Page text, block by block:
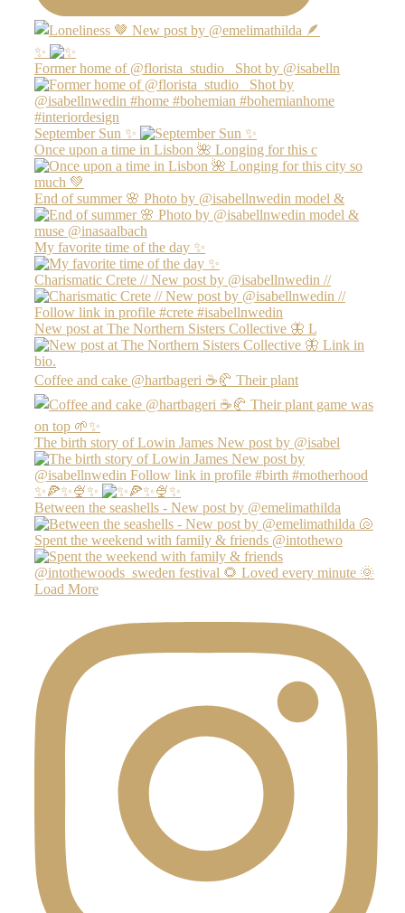
✨
Former home of @florista_studio_ Shot by @isabelln
September Sun ✨
Once upon a time in Lisbon 🌺 Longing for this c
End of summer 🌸 Photo by @isabellnwedin model &
My favorite time of the day ✨
Charismatic Crete // New post by @isabellnwedin //
New post at The Northern Sisters Collective 🦋 L
Coffee and cake @hartbageri ☕️🥐 Their plant
The birth story of Lowin James New post by @isabel
✨🍕✨🍨✨
Between the seashells - New post by @emelimathilda
Spent the weekend with family & friends @intothewo
Load More